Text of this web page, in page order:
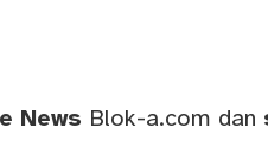
News Blok-a.com dan